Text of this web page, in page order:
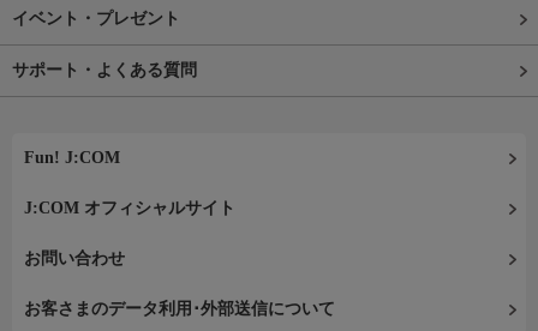
イベント・プレゼント
サポート・よくある質問
Fun! J:COM
J:COM オフィシャルサイト
お問い合わせ
お客さまのデータ利用･外部送信について